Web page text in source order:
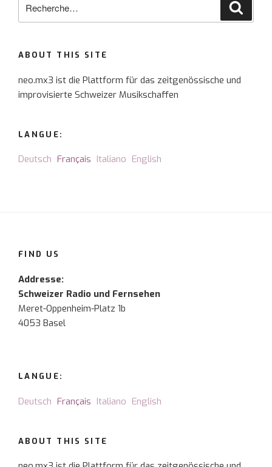
ABOUT THIS SITE
neo.mx3 ist die Plattform für das zeitgenössische und
improvisierte Schweizer Musikschaffen
LANGUE:
Deutsch Français Italiano English
FIND US
Addresse:
Schweizer Radio und Fernsehen
Meret-Oppenheim-Platz 1b
4053 Basel
LANGUE:
Deutsch Français Italiano English
ABOUT THIS SITE